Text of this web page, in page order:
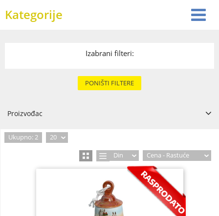
Kategorije
Izabrani filteri:
PONIŠTI FILTERE
Proizvođac
Ukupno: 2 20
Din Cena - Rastuće